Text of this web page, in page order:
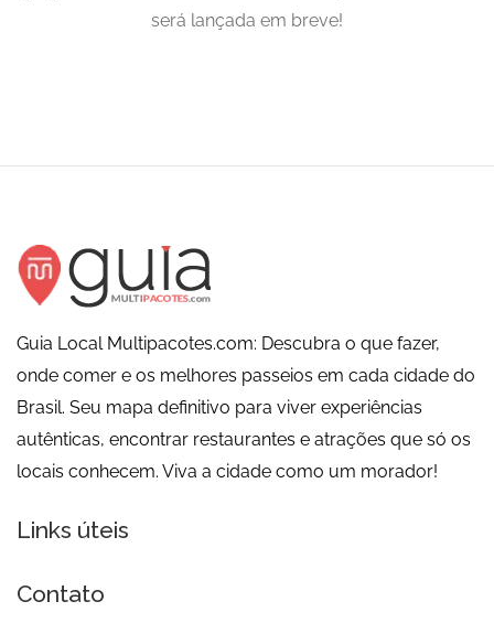
será lançada em breve!
Guia Local Multipacotes.com: Descubra o que fazer,
onde comer e os melhores passeios em cada cidade do
Brasil. Seu mapa definitivo para viver experiências
autênticas, encontrar restaurantes e atrações que só os
locais conhecem. Viva a cidade como um morador!
Links úteis
Contato